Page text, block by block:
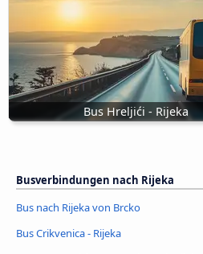
Bus Hreljići - Rijeka
Busverbindungen nach Rijeka
Bus nach Rijeka von Brcko
Bus Crikvenica - Rijeka